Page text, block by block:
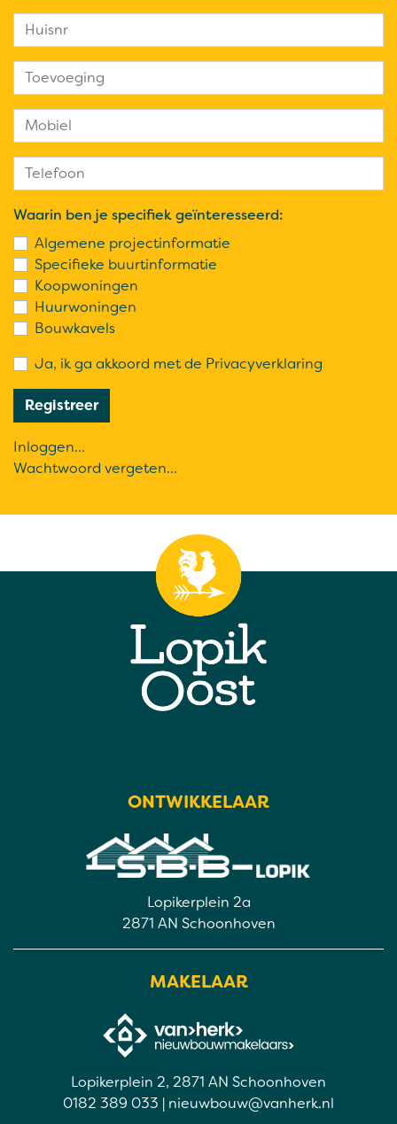
Waarin ben je specifiek geïnteresseerd:
Algemene projectinformatie
Specifieke buurtinformatie
Koopwoningen
Huurwoningen
Bouwkavels
Ja, ik ga akkoord met de Privacyverklaring
Inloggen...
Wachtwoord vergeten...
ONTWIKKELAAR
Lopikerplein 2a
2871 AN Schoonhoven
MAKELAAR
Lopikerplein 2, 2871 AN Schoonhoven
0182 389 033 | nieuwbouw@vanherk.nl